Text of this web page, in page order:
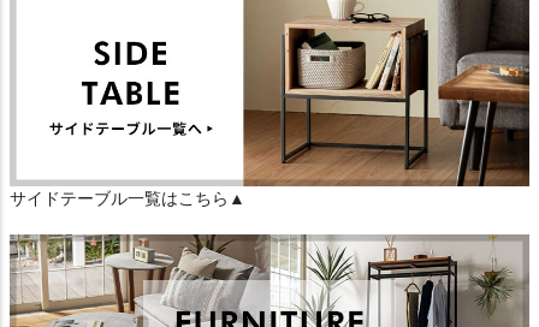
サイドテーブル一覧はこちら▲